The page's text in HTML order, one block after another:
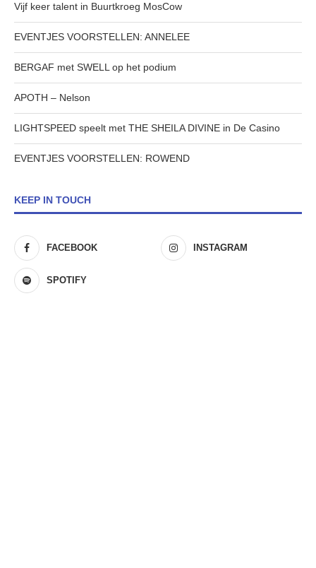
Vijf keer talent in Buurtkroeg MosCow
EVENTJES VOORSTELLEN: ANNELEE
BERGAF met SWELL op het podium
APOTH – Nelson
LIGHTSPEED speelt met THE SHEILA DIVINE in De Casino
EVENTJES VOORSTELLEN: ROWEND
KEEP IN TOUCH
FACEBOOK INSTAGRAM
SPOTIFY